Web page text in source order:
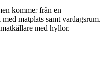
kommer från en
matplats samt vardagsrum.
med hyllor.